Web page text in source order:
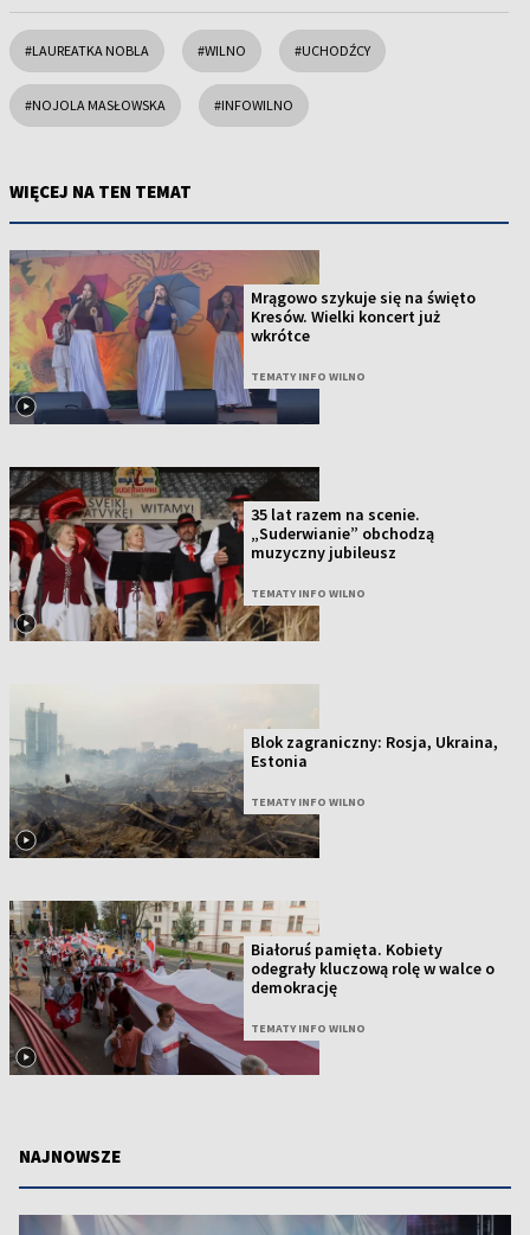
#LAUREATKA NOBLA #WILNO #UCHODŹCY
#NOJOLA MASŁOWSKA #INFOWILNO
WIĘCEJ NA TEN TEMAT
Mrągowo szykuje się na święto
Kresów. Wielki koncert już
wkrótce
TEMATY INFO WILNO
35 lat razem na scenie.
„Suderwianie” obchodzą
muzyczny jubileusz
TEMATY INFO WILNO
Blok zagraniczny: Rosja, Ukraina,
Estonia
TEMATY INFO WILNO
Białoruś pamięta. Kobiety
odegrały kluczową rolę w walce o
demokrację
TEMATY INFO WILNO
NAJNOWSZE